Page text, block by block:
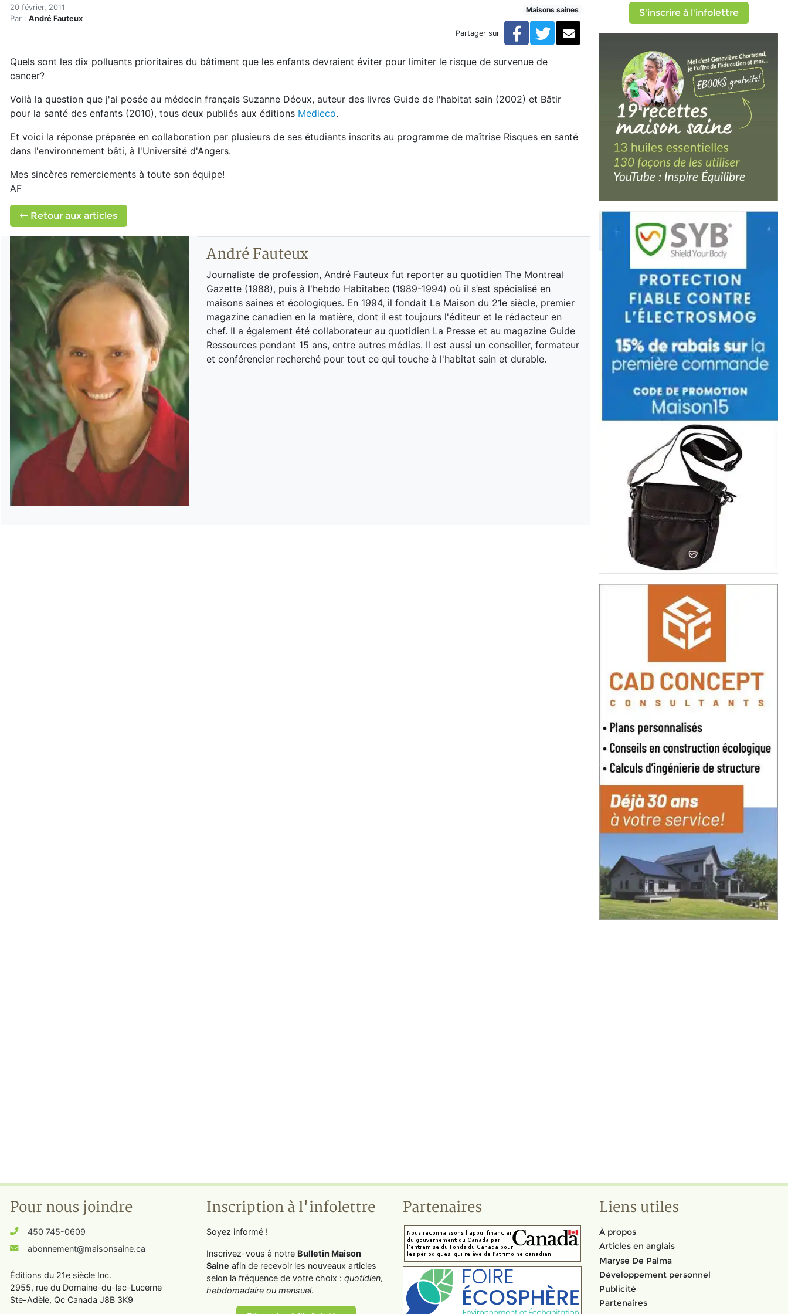
Accueil
Articles
Enfants et cancer : polluants prioritaires à éviter
Enfants et cancer : polluants prioritaires à éviter
20 février, 2011
Par : André Fauteux
Maisons saines
Partager sur Facebook
TwitterCourriel
Quels sont les dix polluants prioritaires du bâtiment que les enfants devraient éviter pour limiter le risque de survenue de
cancer?
Voilà la question que j'ai posée au médecin français Suzanne Déoux, auteur des livres Guide de l'habitat sain (2002) et Bâtir
pour la santé des enfants (2010), tous deux publiés aux éditions Medieco.
Et voici la réponse préparée en collaboration par plusieurs de ses étudiants inscrits au programme de maîtrise Risques en santé
dans l'environnement bâti, à l'Université d'Angers.
Mes sincères remerciements à toute son équipe!
AF
Retour aux articles
André Fauteux
Journaliste de profession, André Fauteux fut reporter au quotidien The Montreal
Gazette (1988), puis à l'hebdo Habitabec (1989-1994) où il s’est spécialisé en
maisons saines et écologiques. En 1994, il fondait La Maison du 21e siècle, premier
magazine canadien en la matière, dont il est toujours l'éditeur et le rédacteur en
chef. Il a également été collaborateur au quotidien La Presse et au magazine Guide
Ressources pendant 15 ans, entre autres médias. Il est aussi un conseiller, formateur
et conférencier recherché pour tout ce qui touche à l'habitat sain et durable.
S'inscrire à l'infolettre
Pour nous joindre
450 745-0609
abonnement@maisonsaine.ca
Éditions du 21e siècle Inc.
2955, rue du Domaine-du-lac-Lucerne
Ste-Adèle, Qc Canada J8B 3K9
Inscription à l'infolettre
Soyez informé !
Inscrivez-vous à notre Bulletin Maison
Saine afin de recevoir les nouveaux articles
selon la fréquence de votre choix : quotidien,
hebdomadaire ou mensuel.
Partenaires Liens utiles
À propos
Articles en anglais
Maryse De Palma
Développement personnel
Publicité
Partenaires